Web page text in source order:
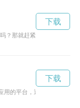
？那就赶紧下载起飞加速
下载
用的平台，通过它可以方
下载